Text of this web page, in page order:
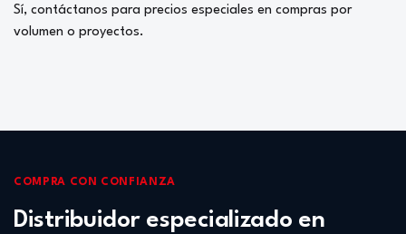
Sí, contáctanos para precios especiales en compras por
volumen o proyectos.
COMPRA CON CONFIANZA
Distribuidor especializado en